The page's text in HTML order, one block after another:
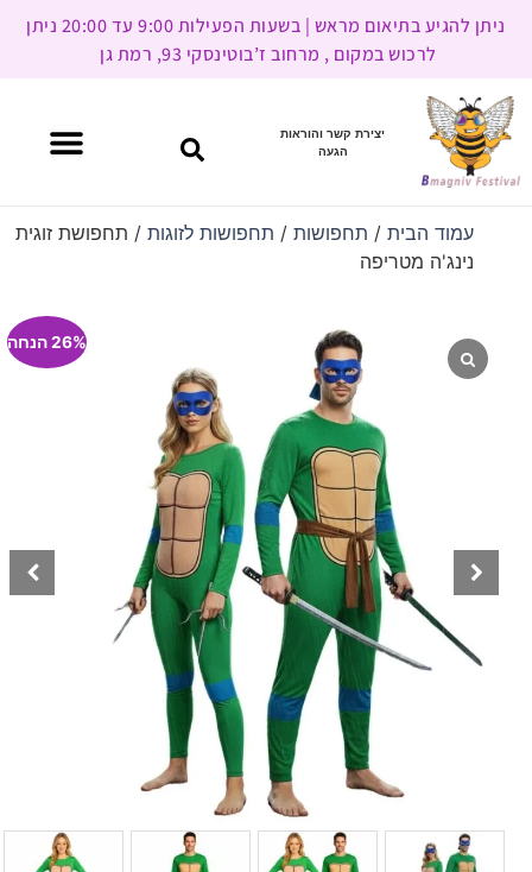
ניתן להגיע בתיאום מראש | בשעות הפעילות 9:00 עד 20:00 ניתן
לרכוש במקום , מרחוב ז’בוטינסקי 93, רמת גן
יצירת קשר והוראות
הגעה
עמוד הבית/ תחפושות/ תחפושות לזוגות/ תחפושת זוגית
נינג'ה מטריפה
26% הנחה